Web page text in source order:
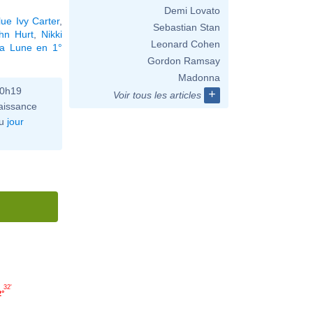
Ivy Carter,
Hurt, Nikki
Lune en 1°
jour
32'
Demi Lovato
Sebastian Stan
Leonard Cohen
Gordon Ramsay
Madonna
Voir tous les articles
+